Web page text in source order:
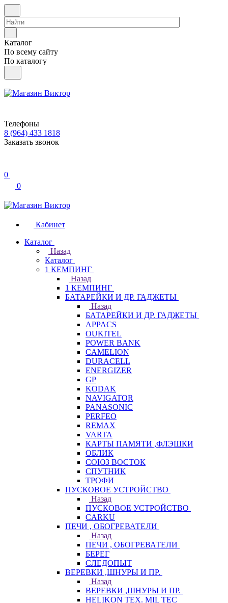
Каталог
По всему сайту
По каталогу
Телефоны
8 (964) 433 1818
Заказать звонок
0
0
Кабинет
Каталог
Назад
Каталог
1 КЕМПИНГ
Назад
1 КЕМПИНГ
БАТАРЕЙКИ И ДР. ГАДЖЕТЫ
Назад
БАТАРЕЙКИ И ДР. ГАДЖЕТЫ
APPACS
OUKITEL
POWER BANK
CAMELION
DURACELL
ENERGIZER
GP
KODAK
NAVIGATOR
PANASONIC
PERFEO
REMAX
VARTA
КАРТЫ ПАМЯТИ ,ФЛЭШКИ
ОБЛИК
СОЮЗ ВОСТОК
СПУТНИК
ТРОФИ
ПУСКОВОЕ УСТРОЙСТВО
Назад
ПУСКОВОЕ УСТРОЙСТВО
CARKU
ПЕЧИ , ОБОГРЕВАТЕЛИ
Назад
ПЕЧИ , ОБОГРЕВАТЕЛИ
БЕРЕГ
СЛЕДОПЫТ
ВЕРЕВКИ ,ШНУРЫ И ПР.
Назад
ВЕРЕВКИ ,ШНУРЫ И ПР.
HELIKON TEX. MIL TEC